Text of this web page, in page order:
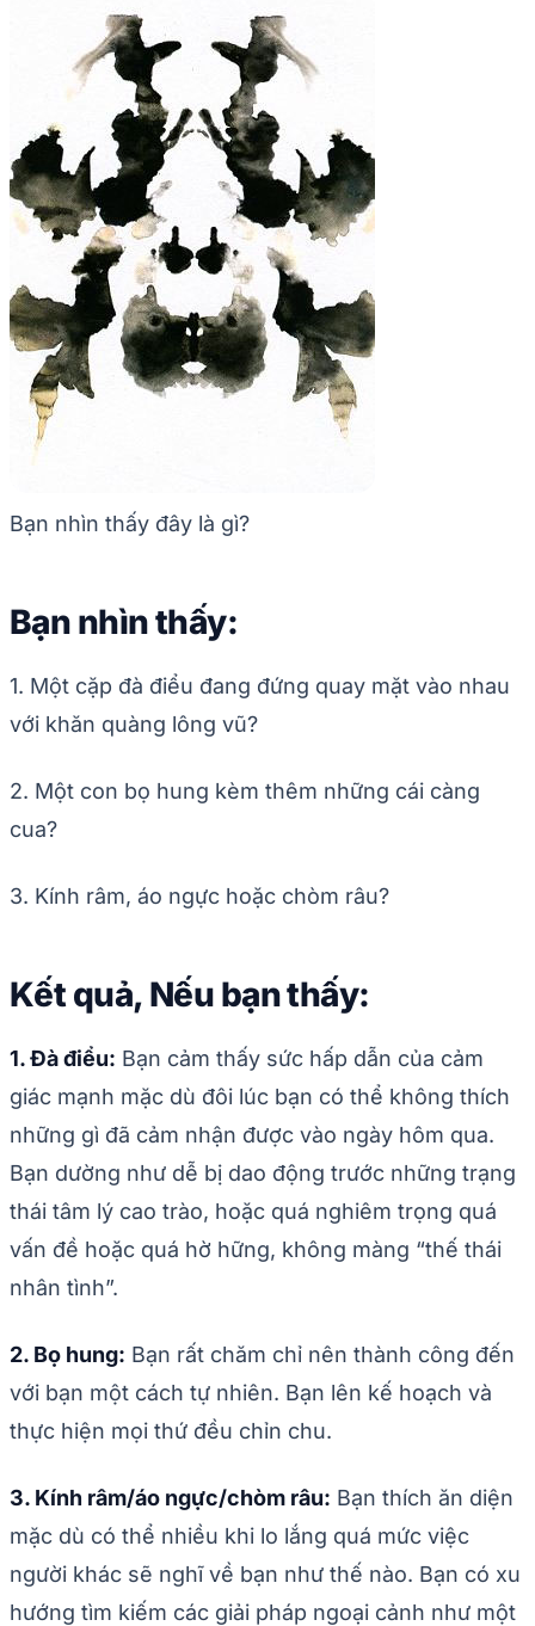
Bạn nhìn thấy đây là gì?
Bạn nhìn thấy:
1. Một cặp đà điểu đang đứng quay mặt vào nhau
với khăn quàng lông vũ?
2. Một con bọ hung kèm thêm những cái càng
cua?
3. Kính râm, áo ngực hoặc chòm râu?
Kết quả, Nếu bạn thấy:
1. Đà điểu: Bạn cảm thấy sức hấp dẫn của cảm
giác mạnh mặc dù đôi lúc bạn có thể không thích
những gì đã cảm nhận được vào ngày hôm qua.
Bạn dường như dễ bị dao động trước những trạng
thái tâm lý cao trào, hoặc quá nghiêm trọng quá
vấn đề hoặc quá hờ hững, không màng “thế thái
nhân tình”.
2. Bọ hung: Bạn rất chăm chỉ nên thành công đến
với bạn một cách tự nhiên. Bạn lên kế hoạch và
thực hiện mọi thứ đều chỉn chu.
3. Kính râm/áo ngực/chòm râu: Bạn thích ăn diện
mặc dù có thể nhiều khi lo lắng quá mức việc
người khác sẽ nghĩ về bạn như thế nào. Bạn có xu
hướng tìm kiếm các giải pháp ngoại cảnh như một